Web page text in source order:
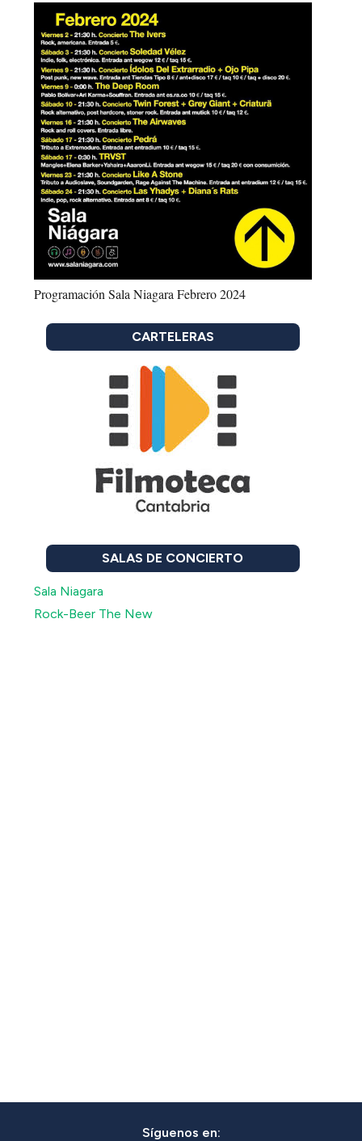
Programación Sala Niagara Febrero 2024
CARTELERAS
SALAS DE CONCIERTO
Sala Niagara
Rock-Beer The New
Síguenos en: